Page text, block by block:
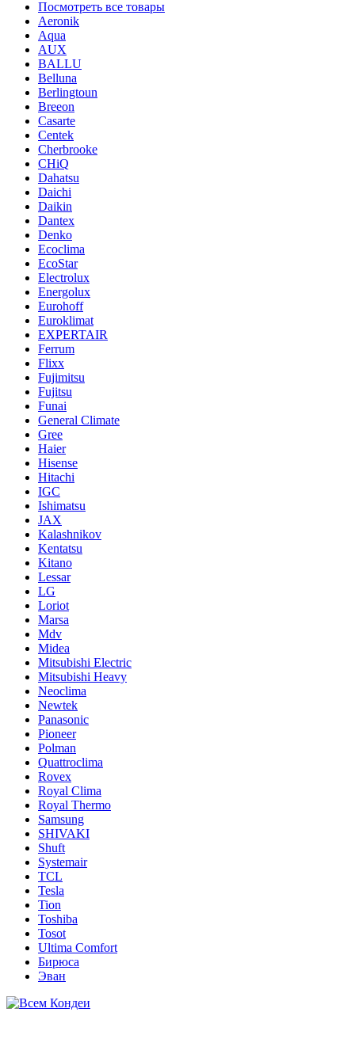
Посмотреть все товары
Aeronik
Aqua
AUX
BALLU
Belluna
Berlingtoun
Breeon
Casarte
Centek
Cherbrooke
CHiQ
Dahatsu
Daichi
Daikin
Dantex
Denko
Ecoclima
EcoStar
Electrolux
Energolux
Eurohoff
Euroklimat
EXPERTAIR
Ferrum
Flixx
Fujimitsu
Fujitsu
Funai
General Climate
Gree
Haier
Hisense
Hitachi
IGC
Ishimatsu
JAX
Kalashnikov
Kentatsu
Kitano
Lessar
LG
Loriot
Marsa
Mdv
Midea
Mitsubishi Electric
Mitsubishi Heavy
Neoclima
Newtek
Panasonic
Pioneer
Polman
Quattroclima
Rovex
Royal Clima
Royal Thermo
Samsung
SHIVAKI
Shuft
Systemair
TCL
Tesla
Tion
Toshiba
Tosot
Ultima Comfort
Бирюса
Эван